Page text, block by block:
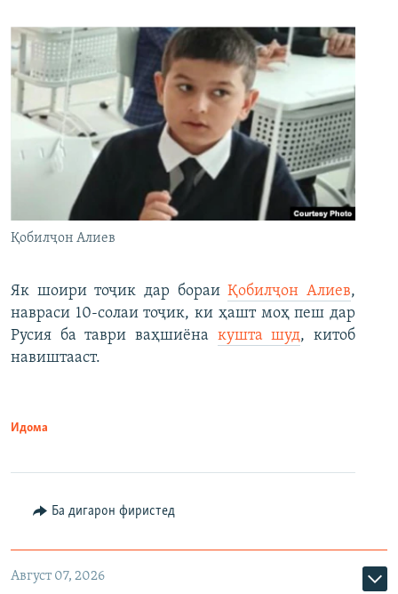
Қобилҷон Алиев
Як шоири тоҷик дар бораиҚобилҷон Алиев,
навраси 10-солаи тоҷик, ки ҳашт моҳ пеш дар
Русия ба таври ваҳшиёна кушта шуд, китоб
навиштааст.
Идома
Ба дигарон фиристед
Август 07, 2026